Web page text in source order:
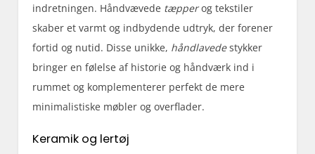
indretningen. Håndvævede tæpperog tekstiler
skaber et varmt og indbydende udtryk, der forener
fortid og nutid. Disse unikke, håndlavedestykker
bringer en følelse af historie og håndværk ind i
rummet og komplementerer perfekt de mere
minimalistiske møbler og overflader.
Keramik og lertøj